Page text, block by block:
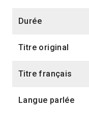
Durée
Titre original
Titre français
Langue parlée